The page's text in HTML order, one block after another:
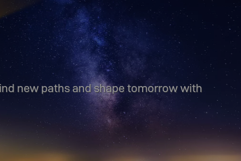
new paths and shape tomorrow with